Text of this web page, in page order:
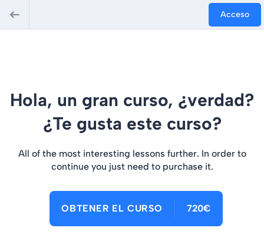
Acceso
Hola, un gran curso, ¿verdad?
¿Te gusta este curso?
All of the most interesting lessons further. In order to
continue you just need to purchase it.
OBTENER EL CURSO 720€